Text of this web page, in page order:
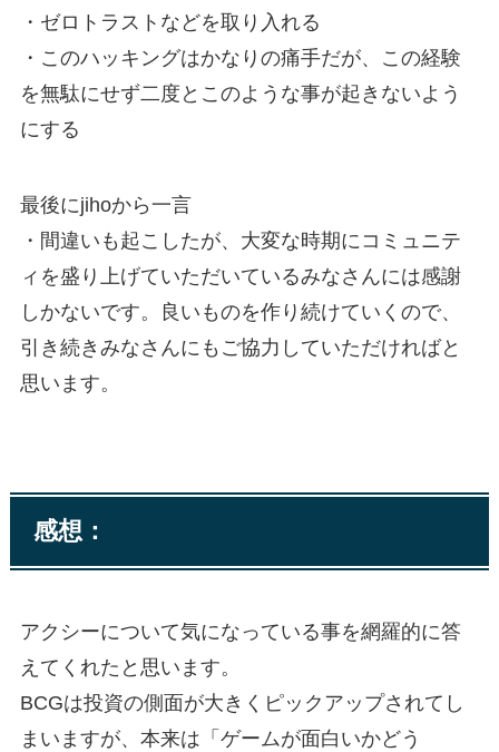
・ゼロトラストなどを取り入れる
・このハッキングはかなりの痛手だが、この経験
を無駄にせず二度とこのような事が起きないよう
にする
最後にjihoから一言
・間違いも起こしたが、大変な時期にコミュニテ
ィを盛り上げていただいているみなさんには感謝
しかないです。良いものを作り続けていくので、
引き続きみなさんにもご協力していただければと
思います。
感想：
アクシーについて気になっている事を網羅的に答
えてくれたと思います。
BCGは投資の側面が大きくピックアップされてし
まいますが、本来は「ゲームが面白いかどう